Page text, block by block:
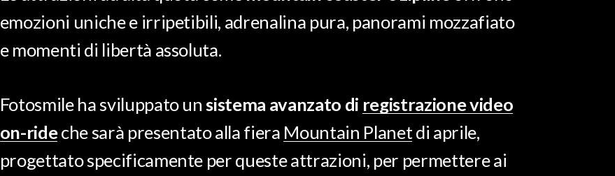
emozioni uniche e irripetibili, adrenalina pura, panorami mozzafiato
e momenti di libertà assoluta.
Fotosmile ha sviluppato un sistema avanzato di registrazione video
on-rideche sarà presentato alla fiera Mountain Planet di aprile,
progettato specificamente per queste attrazioni, per permettere ai